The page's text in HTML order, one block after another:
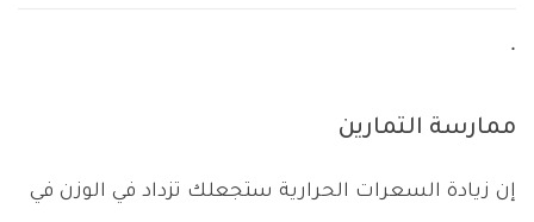
.
ممارسة التمارين
إن زيادة السعرات الحرارية ستجعلك تزداد في الوزن في